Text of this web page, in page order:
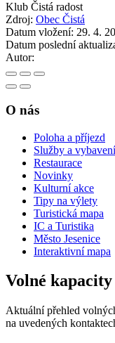
Klub Čistá radost
Zdroj: Obec Čistá
Datum vložení: 29. 4.
Datum poslední
Autor:
O nás
Poloha a příjezd
Služby a vybavení
Restaurace
Novinky
Kulturní akce
Tipy na výlety
Turistická mapa
IC a Turistika
Město Jesenice
Interaktivní mapa
Volné kapacity
Aktuální přehled
na uvedených